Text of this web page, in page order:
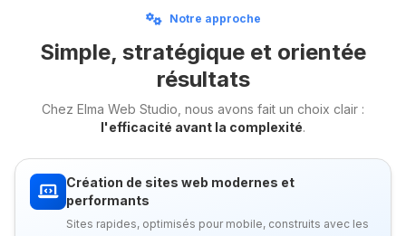
Notre approche
Simple, stratégique et orientée
résultats
Chez Elma Web Studio, nous avons fait un choix clair :
l'efficacité avant la complexité.
Création de sites web modernes et
performants
Sites rapides, optimisés pour mobile, construits avec les